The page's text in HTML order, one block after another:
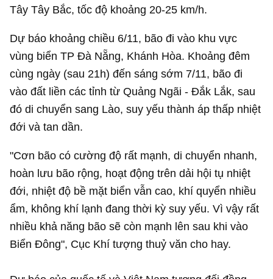
Tây Tây Bắc, tốc độ khoảng 20-25 km/h.
Dự báo khoảng chiều 6/11, bão đi vào khu vực
vùng biển TP Đà Nẵng, Khánh Hòa. Khoảng đêm
cùng ngày (sau 21h) đến sáng sớm 7/11, bão đi
vào đất liền các tỉnh từ Quảng Ngãi - Đắk Lắk, sau
đó di chuyển sang Lào, suy yếu thành áp thấp nhiệt
đới và tan dần.
"Cơn bão có cường độ rất mạnh, di chuyển nhanh,
hoàn lưu bão rộng, hoạt động trên dải hội tụ nhiệt
đới, nhiệt độ bề mặt biển vẫn cao, khí quyển nhiều
ẩm, không khí lạnh đang thời kỳ suy yếu. Vì vậy rất
nhiều khả năng bão sẽ còn mạnh lên sau khi vào
Biển Đông", Cục Khí tượng thuỷ văn cho hay.